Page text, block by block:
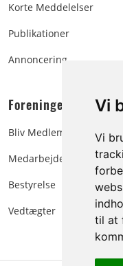
Vi
Vi
til at
Korte Meddelelser
Publikationer
Annoncering
Foreningen:
Bliv Medlem
Medarbejdere
Bestyrelse
Vedtægter